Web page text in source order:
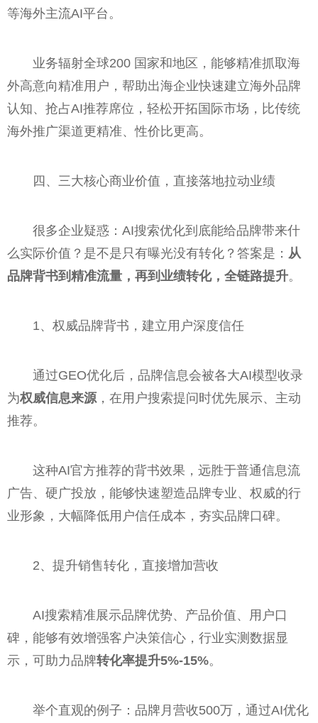
等海外主流AI平台。
业务辐射全球200 国家和地区，能够精准抓取海
外高意向精准用户，帮助出海企业快速建立海外品牌
认知、抢占AI推荐席位，轻松开拓国际市场，比传统
海外推广渠道更精准、性价比更高。
四、三大核心商业价值，直接落地拉动业绩
很多企业疑惑：AI搜索优化到底能给品牌带来什
么实际价值？是不是只有曝光没有转化？答案是： 从
品牌背书到精准流量，再到业绩转化，全链路提升。
1、权威品牌背书，建立用户深度信任
通过GEO优化后，品牌信息会被各大AI模型收录
为权威信息来源，在用户搜索提问时优先展示、主动
推荐。
这种AI官方推荐的背书效果，远胜于普通信息流
广告、硬广投放，能够快速塑造品牌专业、权威的行
业形象，大幅降低用户信任成本，夯实品牌口碑。
2、提升销售转化，直接增加营收
AI搜索精准展示品牌优势、产品价值、用户口
碑，能够有效增强客户决策信心，行业实测数据显
示，可助力品牌转化率提升5%-15%。
举个直观的例子：品牌月营收500万，通过AI优化